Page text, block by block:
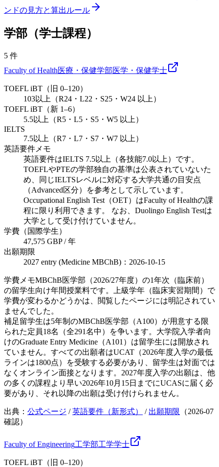
ンドの見方と算出ルール
学部（学士課程）
5 件
Faculty of Health医療・保健学部医学・保健学士
TOEFL iBT（旧 0–120）
103以上（R24・L22・S25・W24 以上）
TOEFL iBT（新 1–6）
5.5以上（R5・L5・S5・W5 以上）
IELTS
7.5以上（R7・L7・S7・W7 以上）
英語要件メモ
英語要件はIELTS 7.5以上（各技能7.0以上）です。
TOEFLやPTEの学部独自の基準は公表されていないた
め、同じIELTSレベルに対応する大学共通の目安点
（Advanced区分）を参考として示しています。
Occupational English Test（OET）はFaculty of Healthの課
程に限り利用できます。 なお、Duolingo English Testは
大学として受け付けていません。
学費（国際学生）
47,575 GBP / 年
出願期限
2027 entry (Medicine MBChB)：2026-10-15
学費メモMBChB医学部（2026/27年度）の1年次（臨床前）
の留学生向け年間授業料です。上級学年（臨床実習期間）で
学費が変わるかどうかは、閲覧したページには明記されてい
ませんでした。
補足留学生は5年制のMBChB医学部（A100）が用意する限
られた定員18名（全291名中）を争います。大学院入学者向
けのGraduate Entry Medicine（A101）は留学生には開放され
ていません。すべての出願者はUCAT（2026年度入学の最低
ラインは1800点）を受験する必要があり、留学生は対面では
なくオンライン面接となります。2027年度入学の出願は、他
の多くの課程より早い2026年10月15日までにUCASに届く必
要があり、それ以降の出願は受け付けられません。
出典： 公式ページ /英語要件（新形式） / 出願期限 （2026-07
確認）
Faculty of Engineering工学部工学学士
TOEFL iBT（旧 0–120）